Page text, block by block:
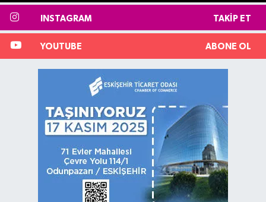
INSTAGRAM TAKIP ET
YOUTUBE ABONE OL